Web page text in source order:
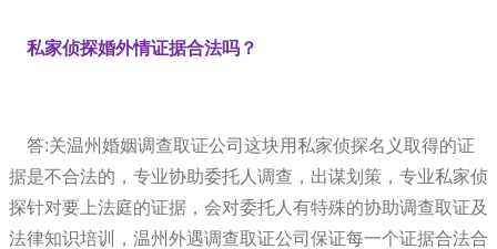
私家侦探婚外情证据合法吗？
答:关温州婚姻调查取证公司这块用私家侦探名义取得的证
据是不合法的，专业协助委托人调查，出谋划策，专业私家侦
探针对要上法庭的证据，会对委托人有特殊的协助调查取证及
法律知识培训，温州外遇调查取证公司保证每一个证据合法合